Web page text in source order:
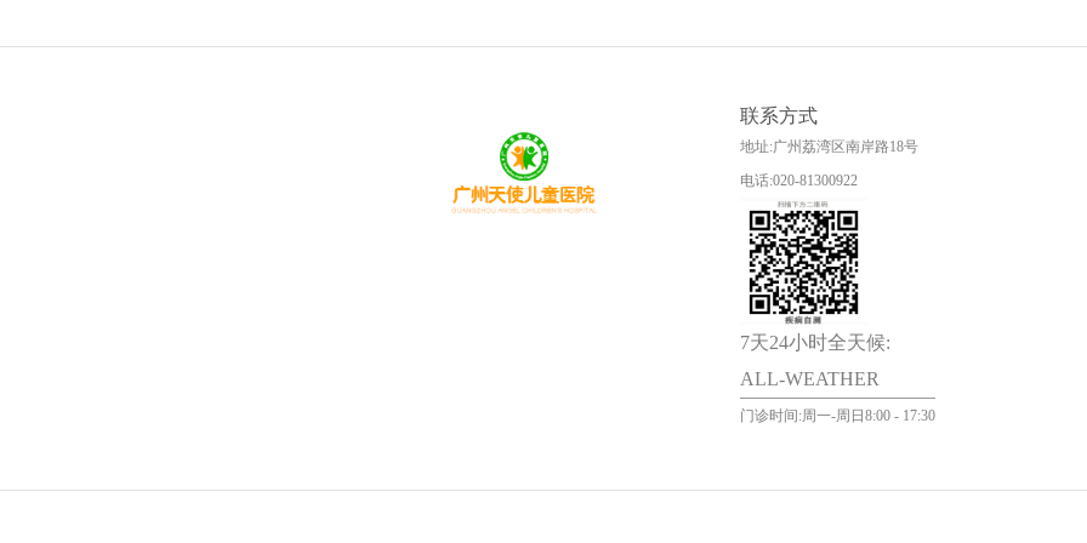
联系方式
地址:广州荔湾区南岸路18号
电话:020-81300922
7天24小时全天候:
ALL-WEATHER
门诊时间:周一-周日8:00 - 17:30